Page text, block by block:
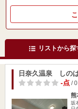
リストから探
日奈久温泉 しの
-点/ 0
熊
坂